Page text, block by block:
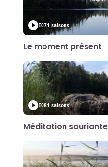
E071 saisons
Le moment présent
E081 saisons
Méditation souriante